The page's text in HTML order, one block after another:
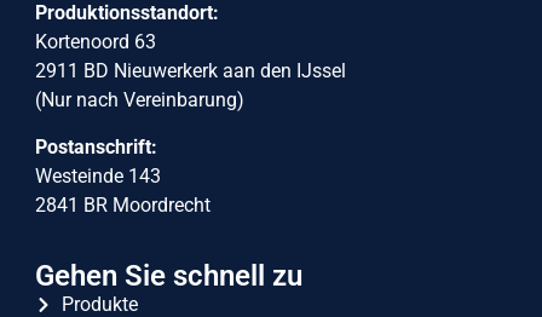
Produktionsstandort:
Kortenoord 63
2911 BD Nieuwerkerk aan den IJssel
(Nur nach Vereinbarung)
Postanschrift:
Westeinde 143
2841 BR Moordrecht
Gehen Sie schnell zu
Produkte